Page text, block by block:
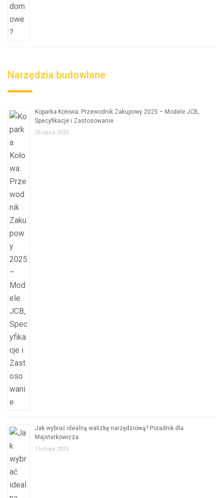
Narzędzia budowlane
Koparka Kołowa: Przewodnik Zakupowy 2025 – Modele JCB,
Specyfikacje i Zastosowanie
26 lipca 2025
Jak wybrać idealną walizkę narzędziową? Poradnik dla
Majsterkowicza
15 maja 2025